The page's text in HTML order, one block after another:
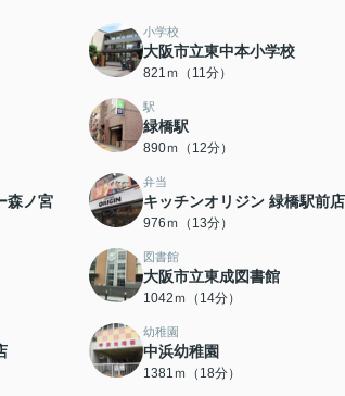
小学校
大阪市立東中本小学校
821ｍ（11分）
駅
緑橋駅
890ｍ（12分）
森ノ宮
弁当
キッチンオリジン 緑橋駅前店
976ｍ（13分）
図書館
大阪市立東成図書館
1042ｍ（14分）
幼稚園
中浜幼稚園
1381ｍ（18分）